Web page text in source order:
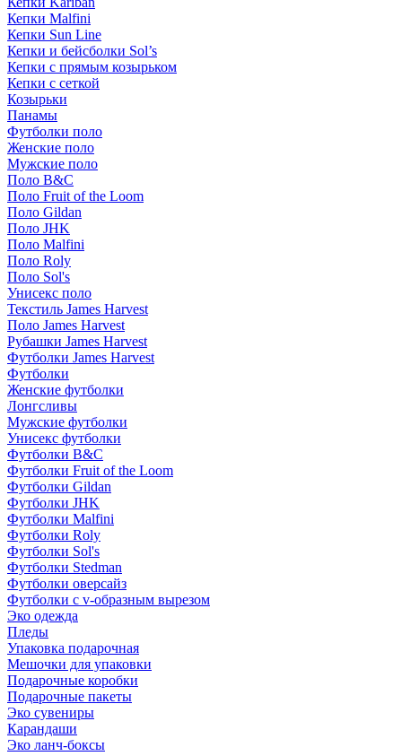
Кепки Malfini
Кепки Sun Line
Кепки и бейсболки Sol’s
Кепки с прямым козырьком
Кепки с сеткой
Козырьки
Панамы
Футболки поло
Женские поло
Мужские поло
Поло B&C
Поло Fruit of the Loom
Поло Gildan
Поло JHK
Поло Malfini
Поло Roly
Поло Sol's
Унисекс поло
Текстиль James Harvest
Поло James Harvest
Рубашки James Harvest
Футболки James Harvest
Футболки
Женские футболки
Лонгсливы
Мужские футболки
Унисекс футболки
Футболки B&C
Футболки Fruit of the Loom
Футболки Gildan
Футболки JHK
Футболки Malfini
Футболки Roly
Футболки Sol's
Футболки Stedman
Футболки оверсайз
Футболки с v-образным вырезом
Эко одежда
Пледы
Упаковка подарочная
Мешочки для упаковки
Подарочные коробки
Подарочные пакеты
Эко сувениры
Карандаши
Эко ланч-боксы